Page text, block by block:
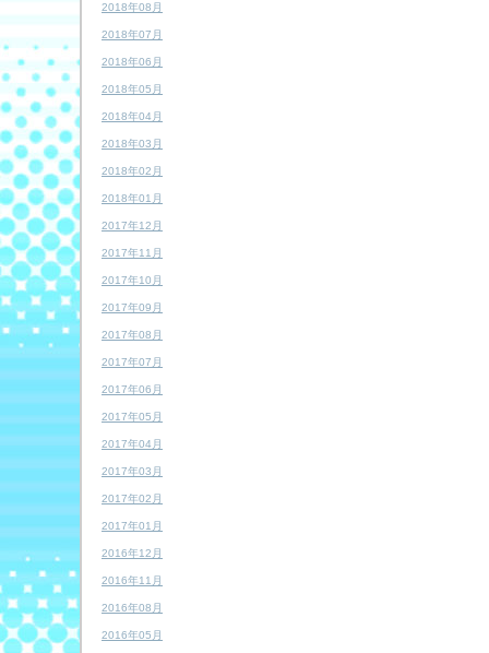
2018年08月
2018年07月
2018年06月
2018年05月
2018年04月
2018年03月
2018年02月
2018年01月
2017年12月
2017年11月
2017年10月
2017年09月
2017年08月
2017年07月
2017年06月
2017年05月
2017年04月
2017年03月
2017年02月
2017年01月
2016年12月
2016年11月
2016年08月
2016年05月